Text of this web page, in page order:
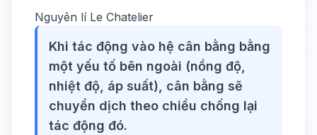
Nguyên lí Le Chatelier
Khi tác động vào hệ cân bằng bằng
một yếu tố bên ngoài (nồng độ,
nhiệt độ, áp suất), cân bằng sẽ
chuyển dịch theo chiều chống lại
tác động đó.